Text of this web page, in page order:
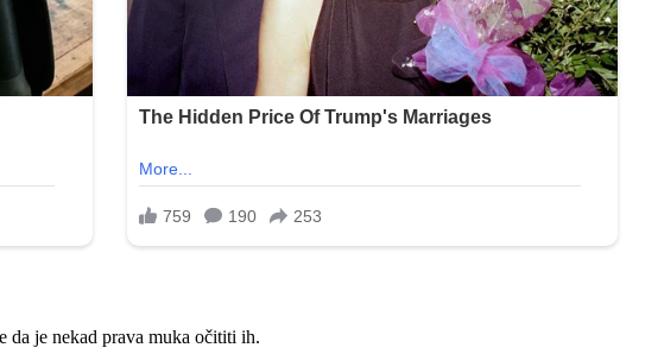
da je nekad prava muka očititi ih.